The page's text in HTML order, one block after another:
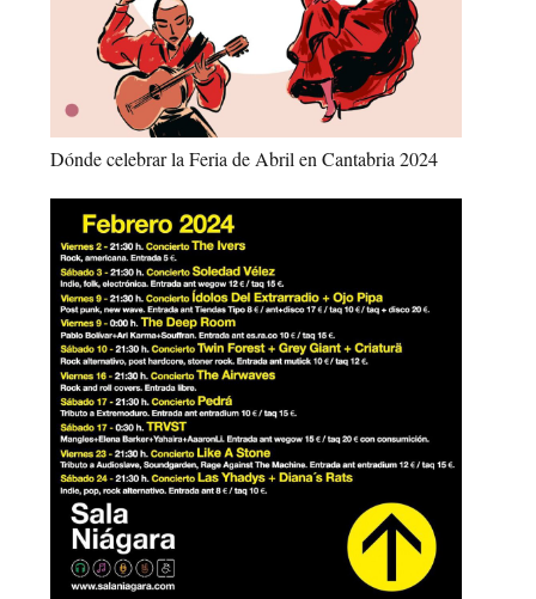
Dónde celebrar la Feria de Abril en Cantabria 2024